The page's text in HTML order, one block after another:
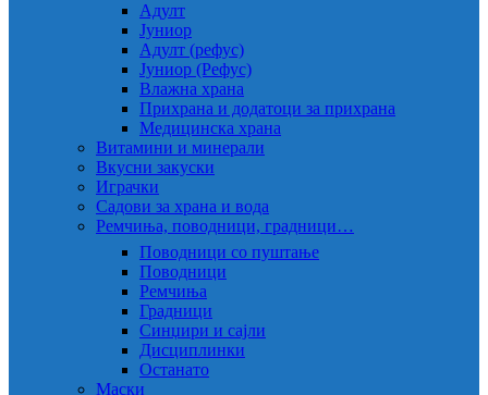
Адулт
Јуниор
Адулт (рефус)
Јуниор (Рефус)
Влажна храна
Прихрана и додатоци за прихрана
Медицинска храна
Витамини и минерали
Вкусни закуски
Играчки
Садови за храна и вода
Ремчиња, поводници, градници…
Поводници со пуштање
Поводници
Ремчиња
Градници
Синџири и сајли
Дисциплинки
Останато
Маски